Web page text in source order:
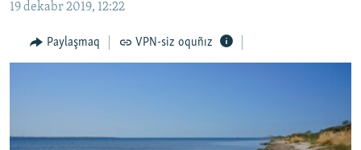
qaytmaq
qaytmaq
CEMİYET
MEDENİYET
19 dekabr 2019, 12:22
Paylaşmaq VPN-siz oquñız